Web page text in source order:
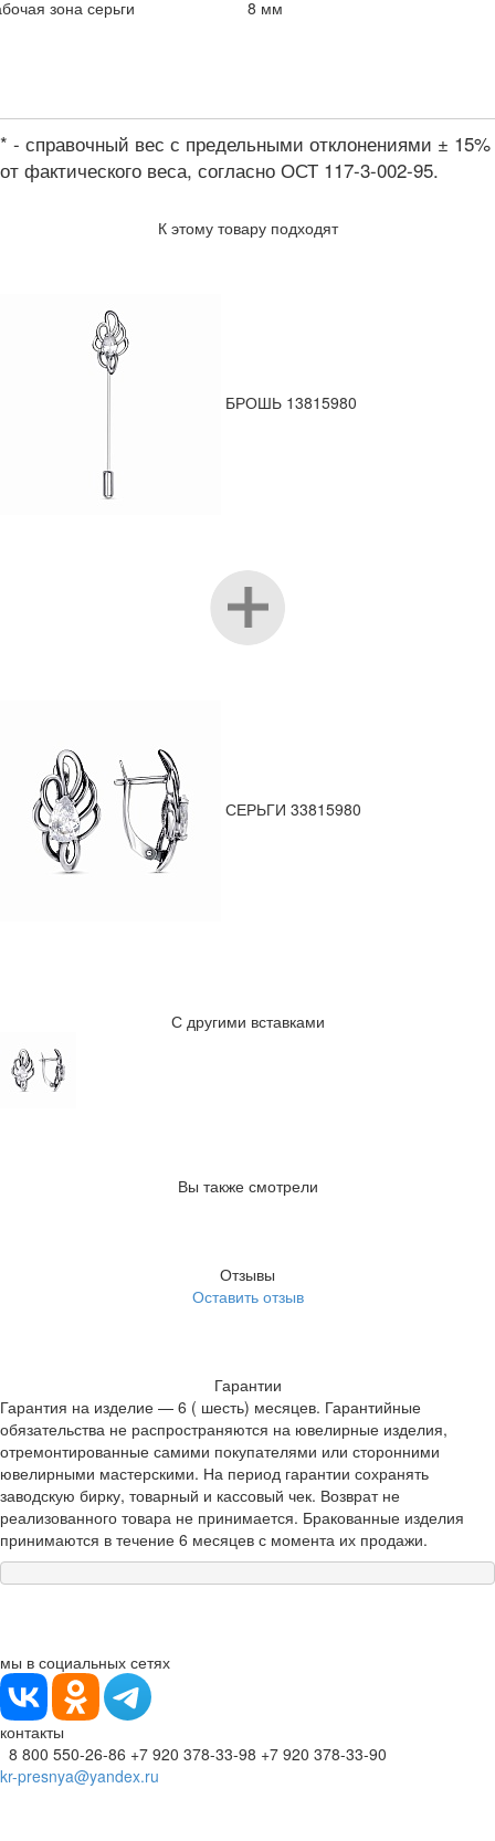
зона серьги 8 мм
* - справочный вес с предельными отклонениями ± 15%
от фактического веса, согласно ОСТ 117-3-002-95.
К этому товару подходят
БРОШЬ 13815980
СЕРЬГИ 33815980
С другими вставками
Вы также смотрели
Отзывы
Оставить отзыв
Гарантии
Гарантия на изделие — 6 ( шесть) месяцев. Гарантийные
обязательства не распространяются на ювелирные изделия,
отремонтированные самими покупателями или сторонними
ювелирными мастерскими. На период гарантии сохранять
заводскую бирку, товарный и кассовый чек. Возврат не
реализованного товара не принимается. Бракованные изделия
принимаются в течение 6 месяцев с момента их продажи.
мы в социальных сетях
контакты
8 800 550-26-86 +7 920 378-33-98 +7 920 378-33-90
kr-presnya@yandex.ru